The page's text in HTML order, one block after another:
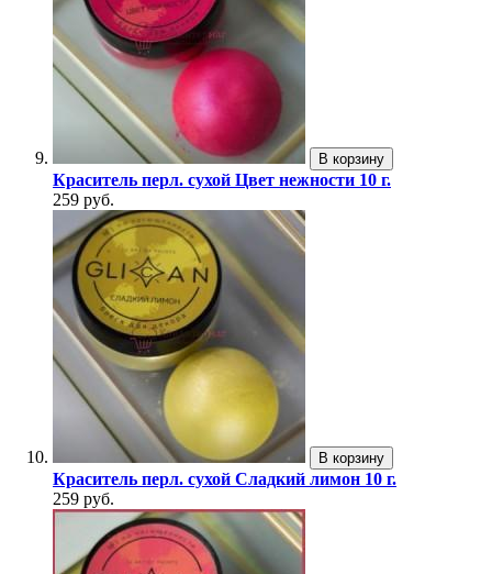
В корзину
Краситель перл. сухой Цвет нежности 10 г.
259 руб.
В корзину
Краситель перл. сухой Сладкий лимон 10 г.
259 руб.